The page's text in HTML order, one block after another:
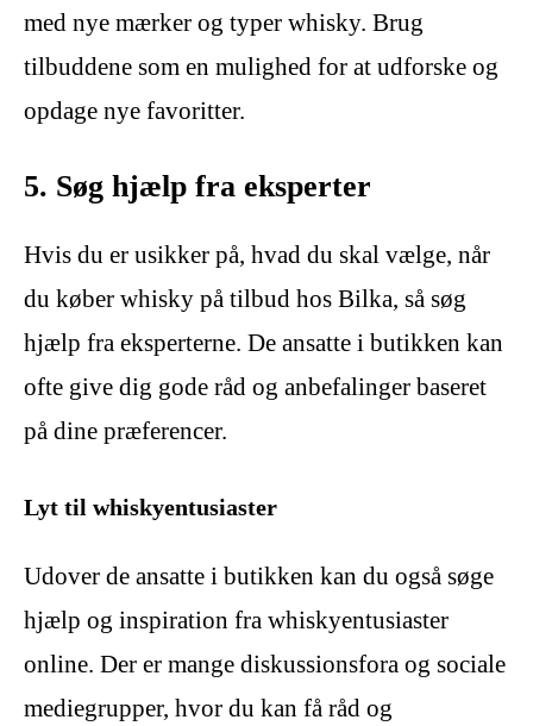
med nye mærker og typer whisky. Brug
tilbuddene som en mulighed for at udforske og
opdage nye favoritter.
5. Søg hjælp fra eksperter
Hvis du er usikker på, hvad du skal vælge, når
du køber whisky på tilbud hos Bilka, så søg
hjælp fra eksperterne. De ansatte i butikken kan
ofte give dig gode råd og anbefalinger baseret
på dine præferencer.
Lyt til whiskyentusiaster
Udover de ansatte i butikken kan du også søge
hjælp og inspiration fra whiskyentusiaster
online. Der er mange diskussionsfora og sociale
mediegrupper, hvor du kan få råd og